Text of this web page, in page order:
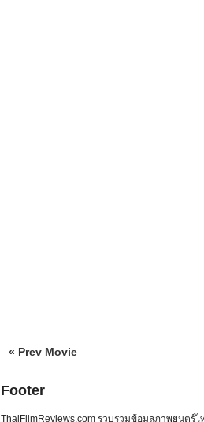
« Prev Movie
Footer
ThaiFilmReviews.com รวบรวมข้อมูลภาพยนตร์